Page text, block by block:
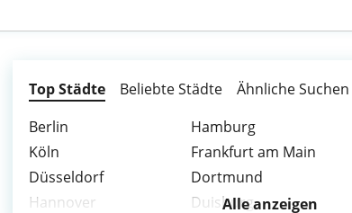
Top Städte Beliebte Städte Ähnliche Suchen
Berlin
Hamburg
Köln
Frankfurt am Main
Düsseldorf
Dortmund
Hannover
DuisburgAlle anzeigen